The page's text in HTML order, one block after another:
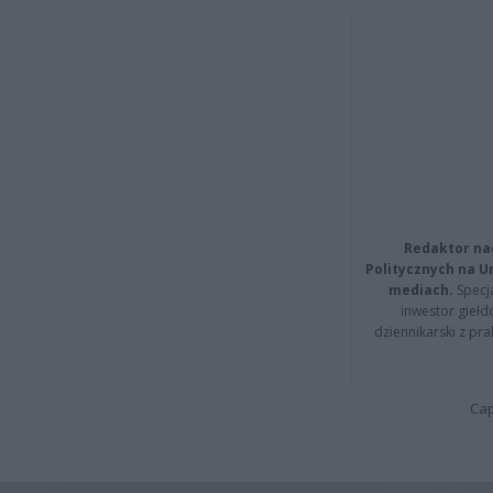
Redaktor
Politycznych na
mediach.
inwestor
dziennikarski z